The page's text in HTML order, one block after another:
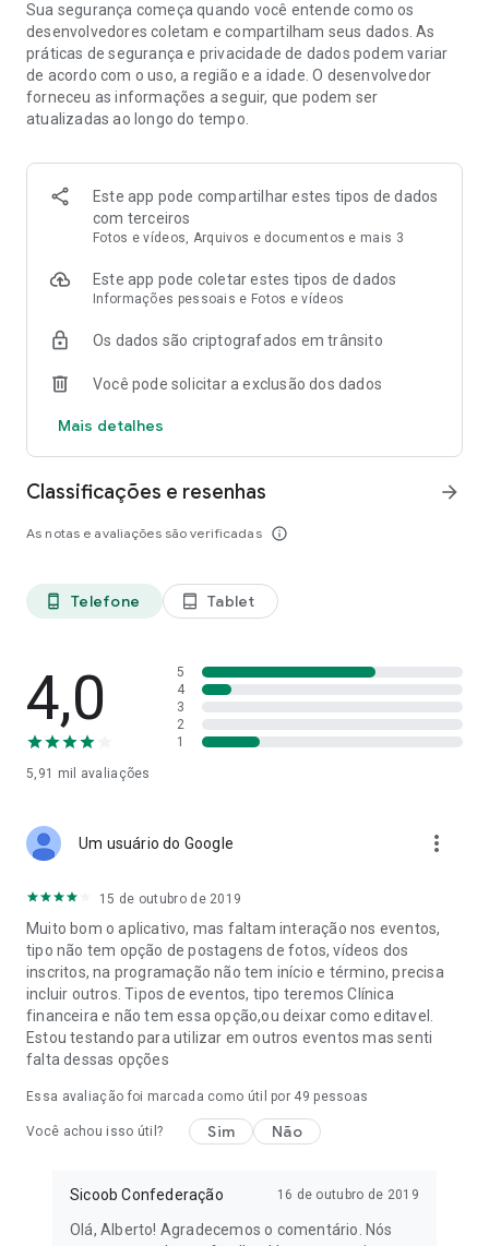
FAÇA PARTE: Acesse rapidamente as informações mais
importantes sobre a sua cooperativa e os principais canais de
contato (endereço, email e telefone).
PERSONALIZE: Customize seu perfil, edite sua foto, escolha
um apelido, defina interesses para um feed personalizado e
VOTE: Participe das votações sobre os mais diversos
assuntos que a sua cooperativa criar e, ao final da votação,
veja o resultado ainda no próprio app.
Mobilize-se!
Sua segurança começa quando você entende como os
desenvolvedores coletam e compartilham seus dados. As
práticas de segurança e privacidade de dados podem variar
de acordo com o uso, a região e a idade. O desenvolvedor
forneceu as informações a seguir, que podem ser
atualizadas ao longo do tempo.
Este app pode compartilhar estes tipos de dados
com terceiros
Fotos e vídeos, Arquivos e documentos e mais 3
Este app pode coletar estes tipos de dados
Informações pessoais e Fotos e vídeos
Os dados são criptografados em trânsito
Você pode solicitar a exclusão dos dados
Mais detalhes
Classificações e resenhas
As notas e avaliações são verificadas info_outline
arrow_forward
phone_android Telefone tablet_android Tablet
4,0
5,91 mil avaliações
5
4
3
2
1
Um usuário do Google more_vert
15 de outubro de 2019
Muito bom o aplicativo, mas faltam interação nos eventos,
tipo não tem opção de postagens de fotos, vídeos dos
inscritos, na programação não tem início e término, precisa
incluir outros. Tipos de eventos, tipo teremos Clínica
financeira e não tem essa opção,ou deixar como editavel.
Estou testando para utilizar em outros eventos mas senti
falta dessas opções
Essa avaliação foi marcada como útil por 49 pessoas
Você achou isso útil? Sim Não
Sicoob Confederação 16 de outubro de 2019
Olá, Alberto! Agradecemos o comentário. Nós